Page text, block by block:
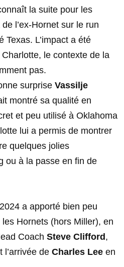
la suite pour les
l’ex-Hornet sur le run
Texas. L’impact a été
le contexte de la
pas.
surprise Vassilje
montré sa qualité en
et peu utilisé à Oklahoma
lui a permis de montrer
quelques jolies
ou à la passe en fin de
a apporté bien peu
Hornets (hors Miller), en
Coach Steve Clifford ,
l’arrivée de Charles Lee en